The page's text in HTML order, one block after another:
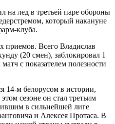
на лед в третьей паре обороны
который накануне
клуба.
приемов. Всего Владислав
(20 смен), заблокировал 1
с показателем полезности
14-м белорусом в истории,
сезоне он стал третьим
в сильнейшей лиге
и Алексея Протаса. В